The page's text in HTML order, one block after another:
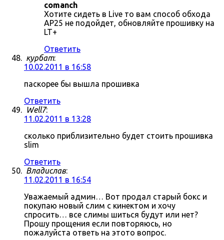
comanch
Хотите сидеть в Live то вам способ обхода
AP25 не подойдет, обновляйте прошивку на
LT+
Ответить
курбат:
10.02.2011 в 16:58
паскорее бы вышла прошивка
Ответить
Well7:
11.02.2011 в 13:28
сколько приблизительно будет стоить прошивка
slim
Ответить
Владислав:
11.02.2011 в 16:54
Уважаемый админ… Вот продал старый бокс и
покупаю новый слим с кинектом и хочу
спросить… все слимы шиться будут или нет?
Прошу прощения если повторяюсь, но
пожалуйста ответь на этото вопрос.